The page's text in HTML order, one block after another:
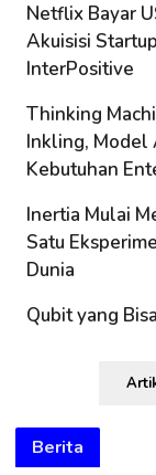
Netflix Bayar
Akuisisi
InterPositive
Thinking
Inkling, Model
Kebutuhan
Inertia Mulai
Satu
Dunia
Qubit yang
Berita